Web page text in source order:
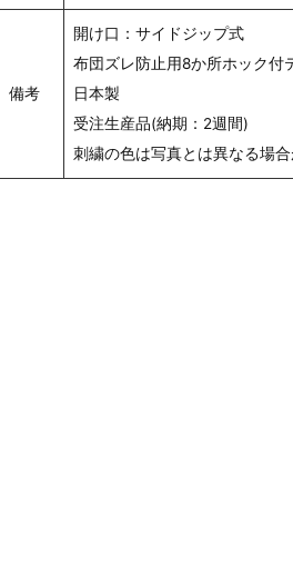
備考
開け口：サイドジップ式
布団ズレ防止用8か所ホック付
日本製
受注生産品(納期：2週間)
刺繍の色は写真とは異なる場合